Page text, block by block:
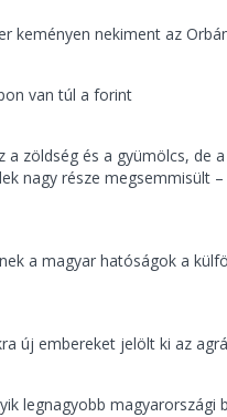
keményen nekiment az
van túl a forint
a zöldség és a gyümölcs, de
nagy része megsemmisült
a magyar hatóságok a
új embereket jelölt ki az
legnagyobb magyarországi